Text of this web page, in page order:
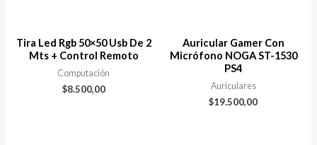
Tira Led Rgb 50×50 Usb De 2
Mts + Control Remoto
Computación
$8.500,00
Auricular Gamer Con
Micrófono NOGA ST-1530
PS4
Auriculares
$19.500,00